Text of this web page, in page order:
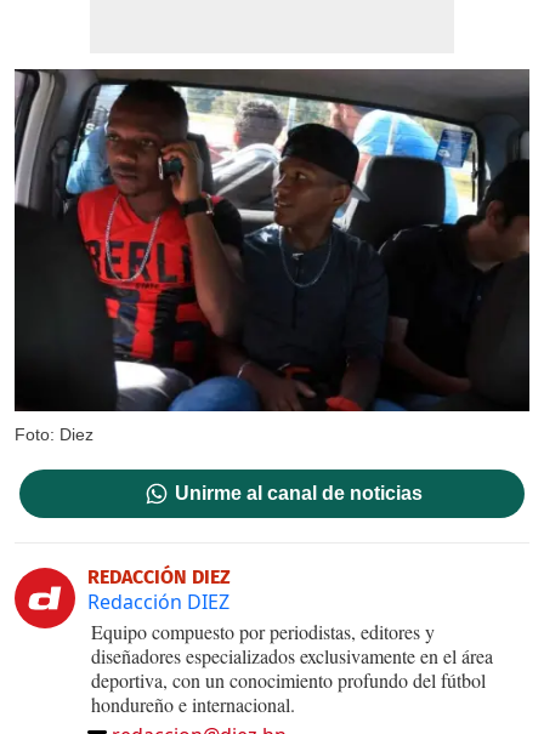
Foto: Diez
Unirme al canal de noticias
REDACCIÓN DIEZ
Redacción DIEZ
Equipo compuesto por periodistas, editores y
diseñadores especializados exclusivamente en el área
deportiva, con un conocimiento profundo del fútbol
hondureño e internacional.